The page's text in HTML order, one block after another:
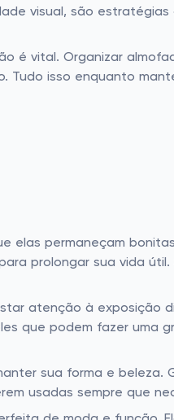
visual, são
é vital. Organizar
isso enquanto
elas permaneçam
prolongar sua vida
atenção à exposição
que podem fazer uma
sua forma e beleza.
usadas sempre que